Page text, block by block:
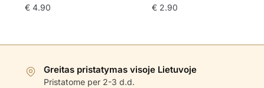
€4.90 €2.90
Greitas pristatymas visoje Lietuvoje
Pristatome per 2-3 d.d.